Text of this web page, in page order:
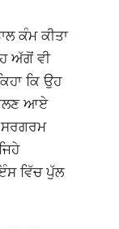
ਕੰਮ ਕੀਤਾ
ਅੱਗੋਂ ਵੀ
ਕਿ ਉਹ
ਆਏ
ਸਰਗਰਮ
ਵਿੱਚ ਪੁੱਲ